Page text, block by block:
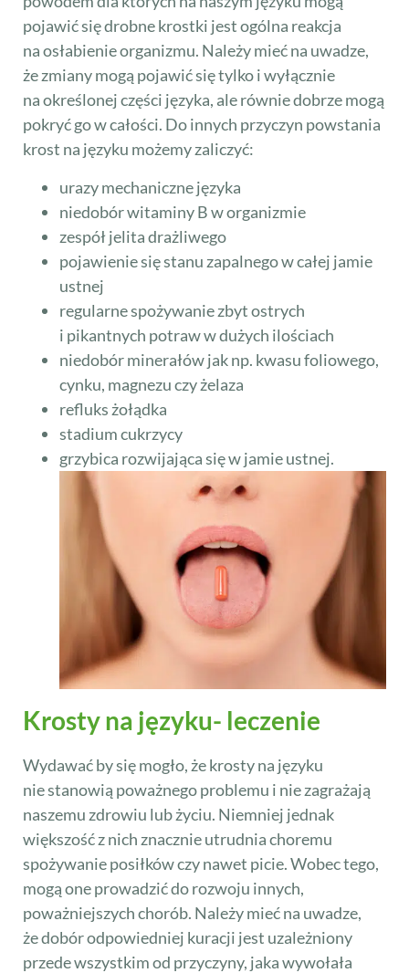
pojawić się drobne krostki jest ogólna reakcja
na osłabienie organizmu. Należy mieć na uwadze,
że zmiany mogą pojawić się tylko i wyłącznie
na określonej części języka, ale równie dobrze mogą
pokryć go w całości. Do innych przyczyn powstania
krost na języku możemy zaliczyć:
urazy mechaniczne języka
niedobór witaminy B w organizmie
zespół jelita drażliwego
pojawienie się stanu zapalnego w całej jamie
ustnej
regularne spożywanie zbyt ostrych
i pikantnych potraw w dużych ilościach
niedobór minerałów jak np. kwasu foliowego,
cynku, magnezu czy żelaza
refluks żołądka
stadium cukrzycy
grzybica rozwijająca się w jamie ustnej.
Krosty na języku- leczenie
Wydawać by się mogło, że krosty na języku
nie stanowią poważnego problemu i nie zagrażają
naszemu zdrowiu lub życiu. Niemniej jednak
większość z nich znacznie utrudnia choremu
spożywanie posiłków czy nawet picie. Wobec tego,
mogą one prowadzić do rozwoju innych,
poważniejszych chorób. Należy mieć na uwadze,
że dobór odpowiedniej kuracji jest uzależniony
przede wszystkim od przyczyny, jaka wywołała